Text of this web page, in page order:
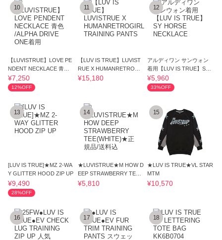
10
【LUVISTRUE】LOVE PE
NDENT NECKLACE 青色 /
ALPHA DRIVE ONE着用
¥7,250
12%OFF
11
【LUV IS TRUE】LUVIST
RUE X HUMANRETROGI
RL TRAINING PANTS
¥15,180
12
アルディワン サンウォン
着用【LUV IS TRUE】SY
HORSE NECKLACE
¥5,960
33%OFF
13
[LUV IS TRUE]★MZ 2-WA
Y GLITTER HOOD ZIP UP
¥9,490
28%OFF
14
★LUVISTRUE★M HOW D
EEP STRAWBERRY TEE
(WHITE)★正規品/送料込
¥5,810
15
★LUV IS TRUE★VL STAR
MTM
¥10,570
16 17 18